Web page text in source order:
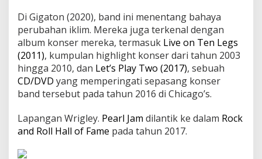
Di Gigaton (2020), band ini menentang bahaya
perubahan iklim. Mereka juga terkenal dengan
album konser mereka, termasuk Live on Ten Legs
(2011), kumpulan highlight konser dari tahun 2003
hingga 2010, dan Let’s Play Two (2017), sebuah
CD/DVD yang memperingati sepasang konser
band tersebut pada tahun 2016 di Chicago’s.
Lapangan Wrigley. Pearl Jam dilantik ke dalam Rock
and Roll Hall of Fame pada tahun 2017.